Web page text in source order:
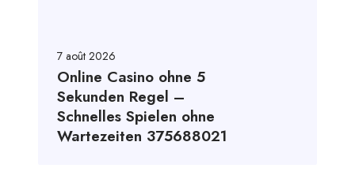
7 août 2026
Online Casino ohne 5
Sekunden Regel –
Schnelles Spielen ohne
Wartezeiten 375688021